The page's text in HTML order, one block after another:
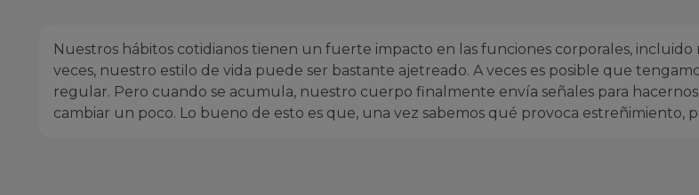
Nuestros hábitos cotidianos tienen un fuerte impacto en las funciones corporales, incluido
veces, nuestro estilo de vida puede ser bastante ajetreado. A veces es posible que
regular. Pero cuando se acumula, nuestro cuerpo finalmente envía señales para
cambiar un poco. Lo bueno de esto es que, una vez sabemos qué provoca estreñimiento,